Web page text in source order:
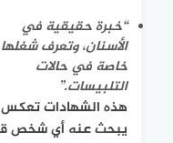
“خبرة حقيقية في
الأسنان، وتعرف
خاصة في حالات
التلبيسات.”
هذه الشهادات تعكس
يبحث عنه أي شخص